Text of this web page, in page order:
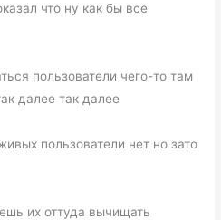
что ну как бы все
пользователи чего-то там
далее так далее
пользователи нет но зато
их оттуда вычищать